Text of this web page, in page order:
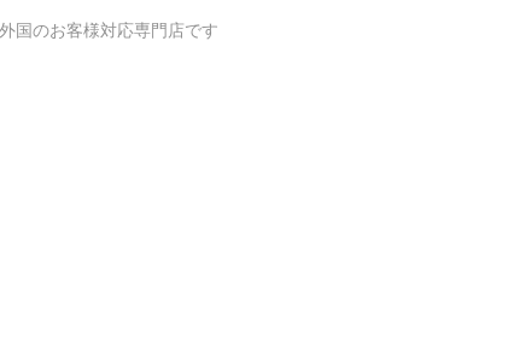
外国のお客様対応専門店です